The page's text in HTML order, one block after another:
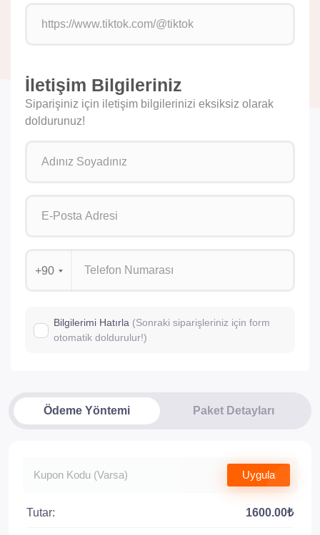
İletişim Bilgileriniz
Siparişiniz için iletişim bilgilerinizi eksiksiz olarak
doldurunuz!
+90
Bilgilerimi Hatırla (Sonraki siparişleriniz için form
otomatik doldurulur!)
Ödeme Yöntemi Paket Detayları
Uygula
Tutar: 1600.00₺